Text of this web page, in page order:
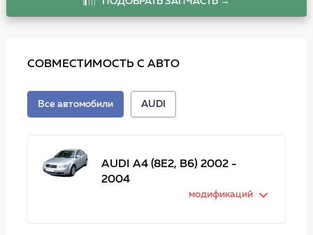
СОВМЕСТИМОСТЬ С АВТО
Все автомобили AUDI
AUDI A4 (8E2, B6) 2002 -
2004
модификаций